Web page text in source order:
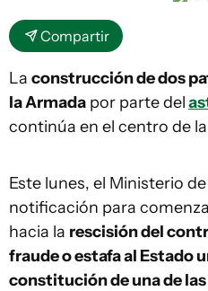
Compartir
La construcción de dos
la Armada por parte del
continúa en el centro de
Este lunes, el Ministerio
notificación para
hacia la rescisión del
fraude o estafa al Estado
constitución de una de